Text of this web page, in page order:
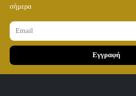
Λούτρινο Καφέ ή Λευκό 60-70εκ(€80.00)
Λούτρινο Γίγας 100-140εκ(€180.00)
σήμερα
Εγγραφή